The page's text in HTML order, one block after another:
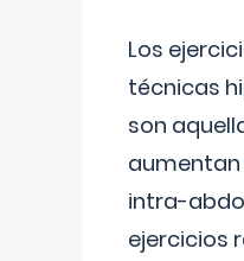
Los
técnicas
son
aumentan
intra-
ejercicios